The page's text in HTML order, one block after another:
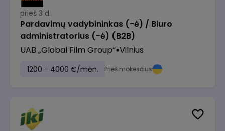
prieš 3 d.
Pardavimų vadybininkas (-ė) / Biuro
administratorius (-ė) (B2B)
UAB „Global Film Group“ Vilnius
1200 - 4000 €/mėn. Prieš mokesčius